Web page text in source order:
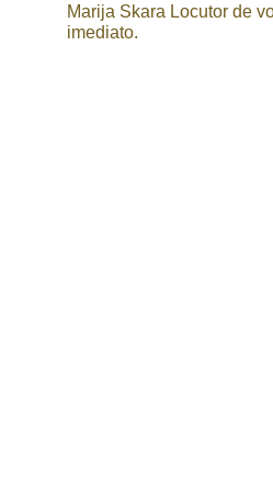
Marija Skara Locutor de
imediato.